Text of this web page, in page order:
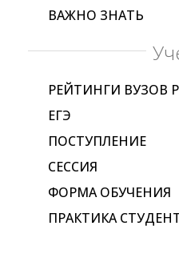
ВАЖНО ЗНАТЬ
РЕЙТИНГИ ВУЗОВ
ЕГЭ
ПОСТУПЛЕНИЕ
СЕССИЯ
ФОРМА ОБУЧЕНИЯ
ПРАКТИКА